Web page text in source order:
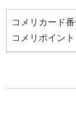
コメリカード
コメリポイント